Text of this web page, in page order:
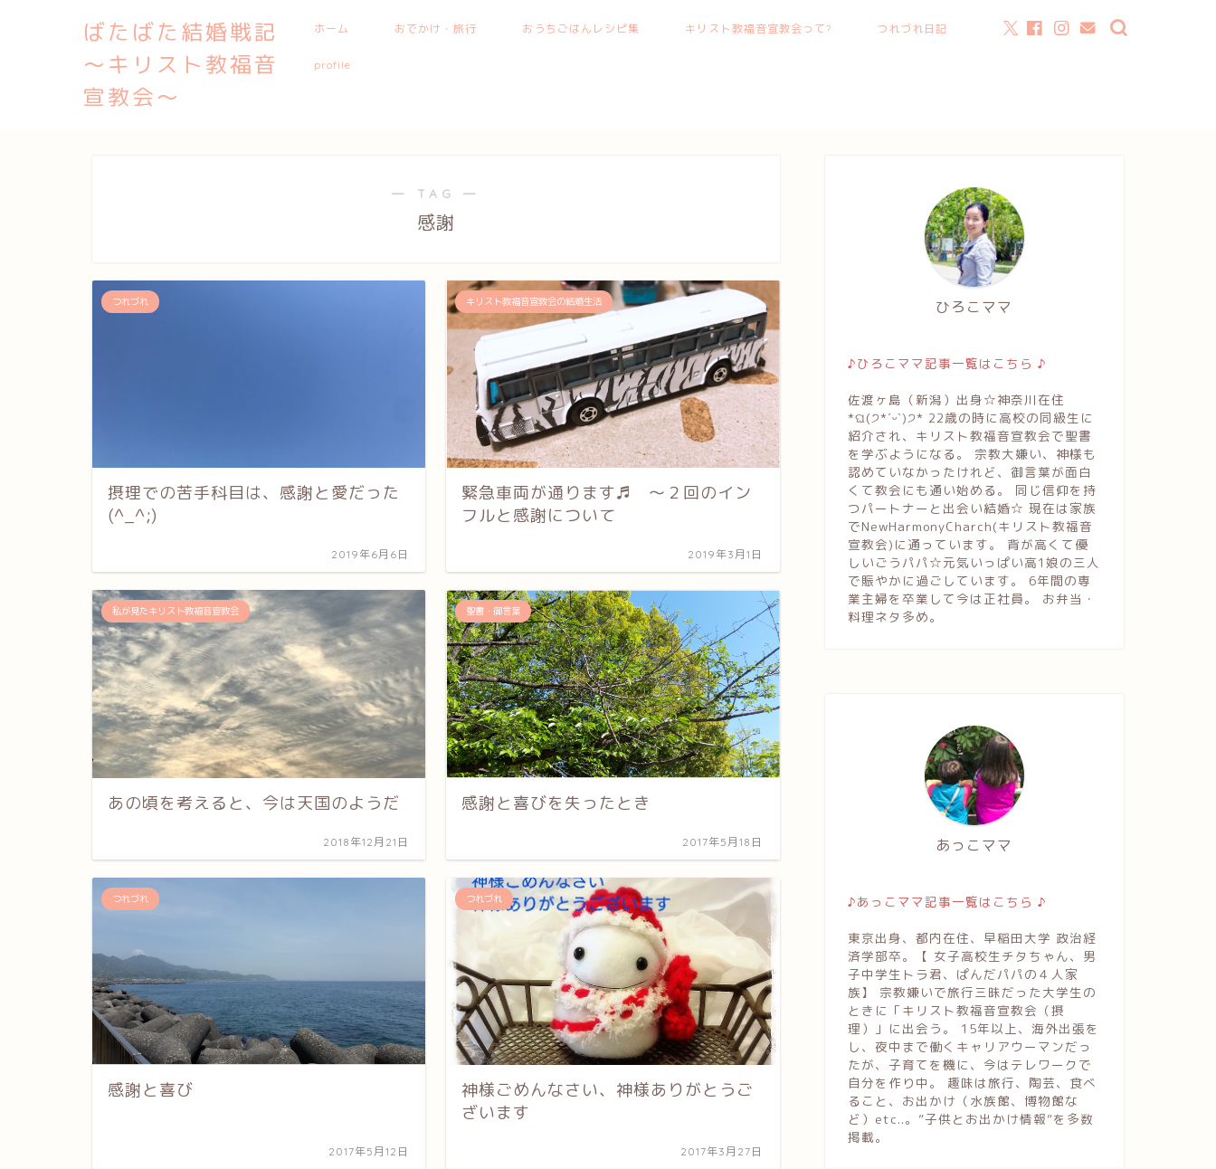
ばたばた結婚戦記
〜キリスト教福音
宣教会〜
ホーム おでかけ・旅行 おうちごはんレシピ集 キリスト教福音宣教会って? つれづれ日記
profile
― TAG ―
感謝
つれづれ
摂理での苦手科目は、感謝と愛だった
(^_^;)
2019年6月6日
キリスト教福音宣教会の結婚生活
緊急車両が通ります♬ 〜２回のイン
フルと感謝について
2019年3月1日
私が見たキリスト教福音宣教会
あの頃を考えると、今は天国のようだ
2018年12月21日
聖書・御言葉
感謝と喜びを失ったとき
2017年5月18日
つれづれ
感謝と喜び
2017年5月12日
つれづれ
神様ごめんなさい、神様ありがとうご
ざいます
2017年3月27日
ひろこママ
♪ひろこママ記事一覧はこちら ♪
佐渡ヶ島（新潟）出身☆神奈川在住
*ଘ(੭*ˊᵕˋ)੭* 22歳の時に高校の同級生に
紹介され、キリスト教福音宣教会で聖書
を学ぶようになる。 宗教大嫌い、神様も
認めていなかったけれど、御言葉が面白
くて教会にも通い始める。 同じ信仰を持
つパートナーと出会い結婚☆ 現在は家族
でNewHarmonyCharch(キリスト教福音
宣教会)に通っています。 背が高くて優
しいごうパパ☆元気いっぱい高1娘の三人
で賑やかに過ごしています。 6年間の専
業主婦を卒業して今は正社員。 お弁当・
料理ネタ多め。
あっこママ
♪あっこママ記事一覧はこちら ♪
東京出身、都内在住、早稲田大学 政治経
済学部卒。【 女子高校生チタちゃん、男
子中学生トラ君、ぱんだパパの４人家
族】 宗教嫌いで旅行三昧だった大学生の
ときに「キリスト教福音宣教会（摂
理）」に出会う。 15年以上、海外出張を
し、夜中まで働くキャリアウーマンだっ
たが、子育てを機に、今はテレワークで
自分を作り中。 趣味は旅行、陶芸、食べ
ること、お出かけ（水族館、博物館な
ど）etc..。”子供とお出かけ情報”を多数
掲載。